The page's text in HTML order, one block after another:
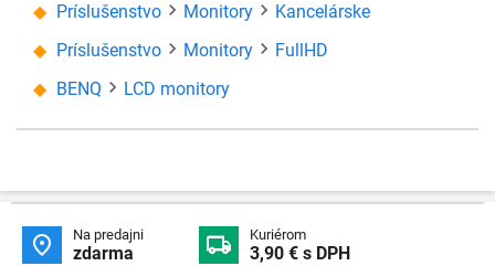
Príslušenstvo
Monitory
Kancelárske
Príslušenstvo
Monitory
FullHD
BENQ
LCD monitory
 Na predajni
zdarma  Kuriérom
3,90 € s DPH